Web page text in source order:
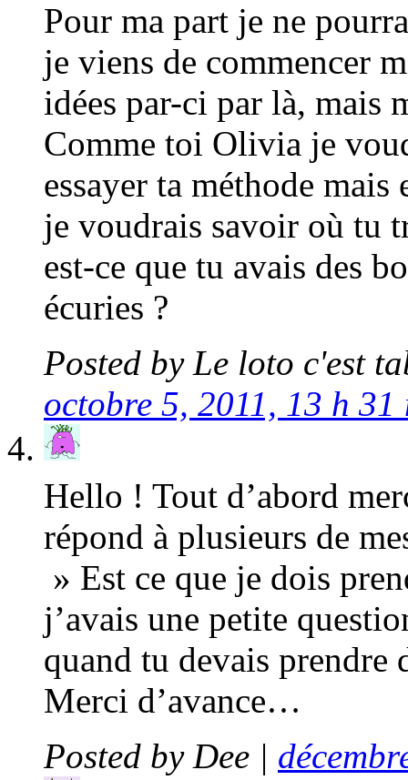
Pour ma part je ne
je viens de commencer
idées par-ci par là, mais
Comme toi Olivia je
essayer ta méthode
je voudrais savoir où tu
est-ce que tu avais des
écuries ?
Posted by Le loto c'est
octobre 5, 2011, 13 h 31
Hello ! Tout d’abord
répond à plusieurs de
» Est ce que je dois
j’avais une petite
quand tu devais prendre
Merci d’avance…
Posted by Dee |